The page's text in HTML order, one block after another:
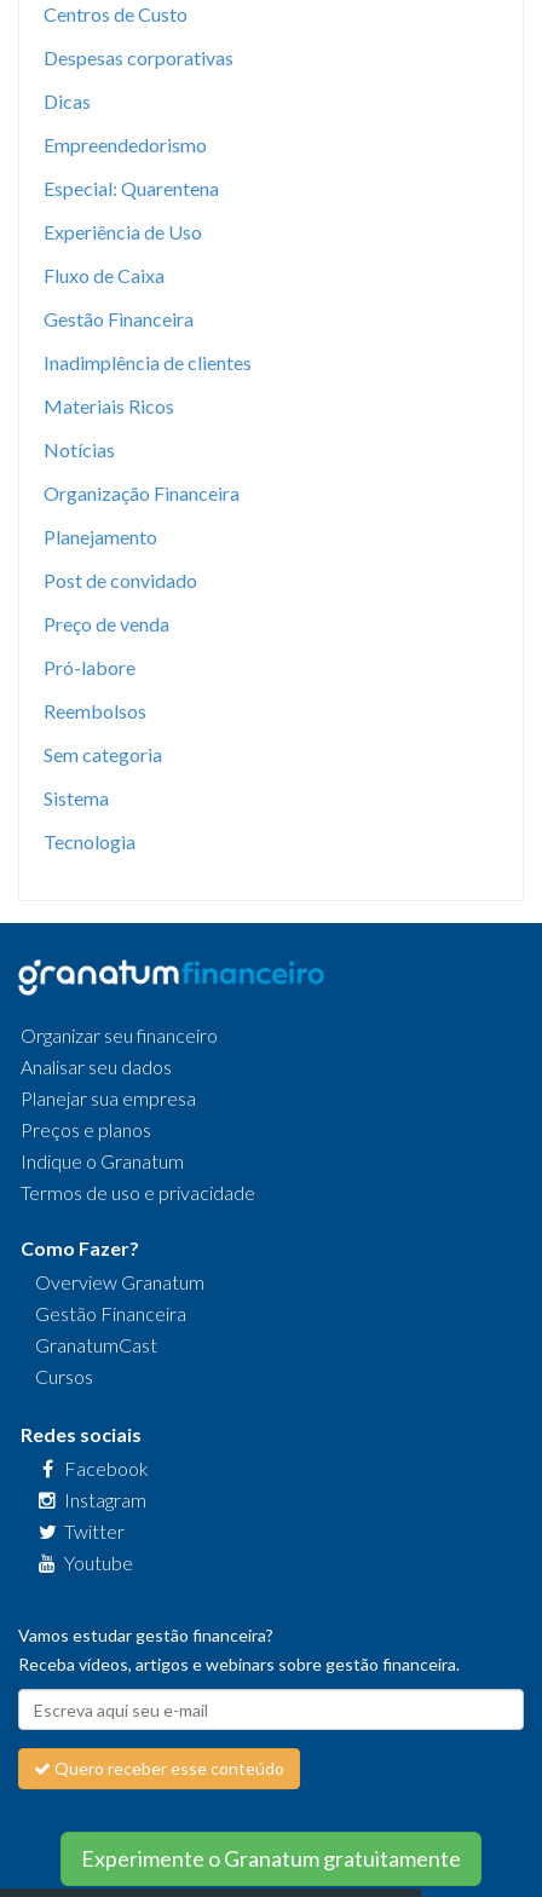
Centros de Custo
Despesas corporativas
Dicas
Empreendedorismo
Especial: Quarentena
Experiência de Uso
Fluxo de Caixa
Gestão Financeira
Inadimplência de clientes
Materiais Ricos
Notícias
Organização Financeira
Planejamento
Post de convidado
Preço de venda
Pró-labore
Reembolsos
Sem categoria
Sistema
Tecnologia
Organizar seu financeiro
Analisar seu dados
Planejar sua empresa
Preços e planos
Indique o Granatum
Termos de uso e privacidade
Como Fazer?
Overview Granatum
Gestão Financeira
GranatumCast
Cursos
Redes sociais
Facebook
Instagram
Twitter
Youtube
Vamos estudar gestão financeira?
Receba vídeos, artigos e webinars sobre gestão financeira.
Quero receber esse conteúdo
Experimente o Granatum gratuitamente